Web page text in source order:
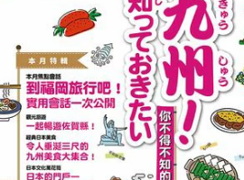
女裝 男裝 化
日本購物 電子/紙本書
HOT